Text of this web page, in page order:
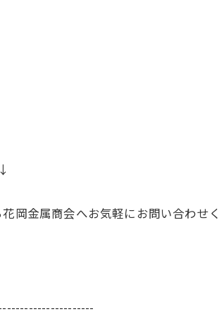
岡金属商会へお気軽にお問い合わせく